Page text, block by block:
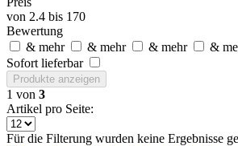
von 2.4 bis 170
Bewertung
& mehr
& mehr & mehr
&
Sofort lieferbar
Produkte anzeigen
1 von 3
Artikel pro Seite:
Für die Filterung wurden keine Ergebnisse